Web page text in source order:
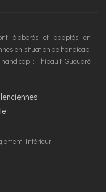
élaborés et adaptés en
en situation de handicap.
: Thibault Gueudré
Intérieur